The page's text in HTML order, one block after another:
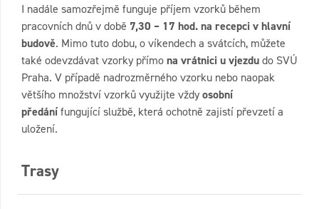
I nadále samozřejmě funguje příjem vzorků během
pracovních dnů v době 7,30 – 17 hod. na recepci v hlavní
budově. Mimo tuto dobu, o víkendech a svátcích, můžete
také odevzdávat vzorky přímona vrátnici u vjezdudo SVÚ
Praha. V případě nadrozměrného vzorku nebo naopak
většího množství vzorků využijte vždyosobní
předánífungující službě, která ochotně zajistí převzetí a
uložení.
Trasy